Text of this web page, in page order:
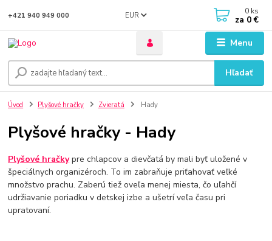
Menu
EUR
Hľadať
+421 940 949 000 0 ks
za 0 €
Úvod Plyšové hračky Zvieratá Hady
Plyšové hračky - Hady
Plyšové hračkypre chlapcov a dievčatá by mali byť uložené v
špeciálnych organizéroch. To im zabraňuje priťahovať veľké
množstvo prachu. Zaberú tiež oveľa menej miesta, čo uľahčí
udržiavanie poriadku v detskej izbe a ušetrí veľa času pri
upratovaní.